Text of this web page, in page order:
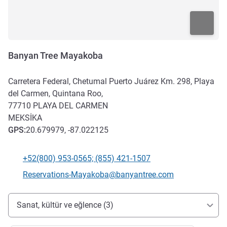
Banyan Tree Mayakoba
Carretera Federal, Chetumal Puerto Juárez Km. 298, Playa
del Carmen, Quintana Roo,
77710 PLAYA DEL CARMEN
MEKSIKA
GPS:20.679979, -87.022125
Telefon
+52(800) 953-0565; (855) 421-1507
İletişim için e-posta
Reservations-Mayakoba@banyantree.com
Erişim ve ulaşım
Sanat, kültür ve eğlence (3)